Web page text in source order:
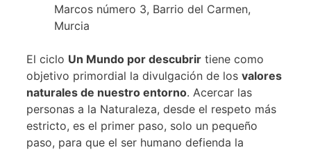
Marcos número 3, Barrio del Carmen,
Murcia
El ciclo Un Mundo por descubrir tiene como
objetivo primordial la divulgación de los valores
naturales de nuestro entorno. Acercar las
personas a la Naturaleza, desde el respeto más
estricto, es el primer paso, solo un pequeño
paso, para que el ser humano defienda la